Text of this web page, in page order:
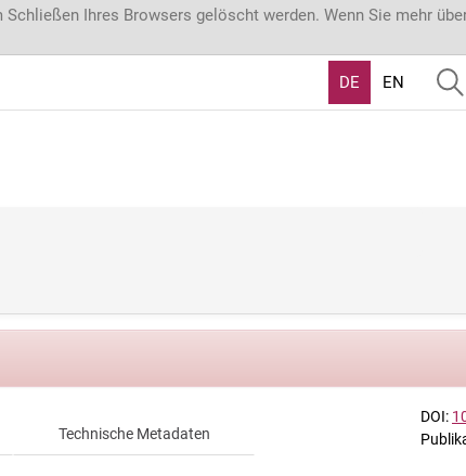
Ihres Browsers gelöscht werden. Wenn Sie mehr
DE EN
Technische Metadaten
DOI: